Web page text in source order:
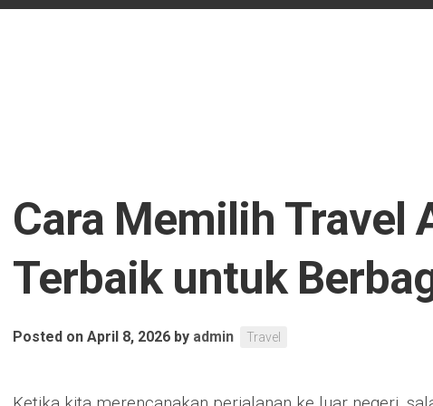
Cara Memilih Travel
Terbaik untuk
Posted on April 8, 2026 by admin Travel